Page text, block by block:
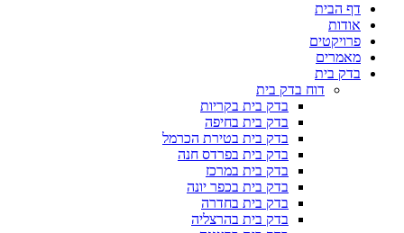
דף הבית
אודות
פרויקטים
מאמרים
בדק בית
דוח בדק בית
בדק בית בקריות
בדק בית בחיפה
בדק בית בטירת הכרמל
בדק בית בפרדס חנה
בדק בית במרכז
בדק בית בכפר יונה
בדק בית בחדרה
בדק בית בהרצליה